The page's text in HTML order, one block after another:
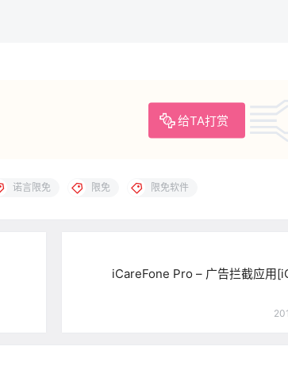
给TA打赏
诺言限免 限免 限免软件
iCareFone Pro – 广告拦截应用